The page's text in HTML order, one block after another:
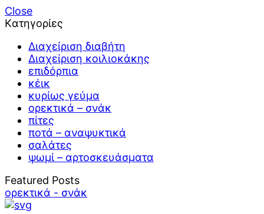
Close
Kατηγορίες
Διαχείριση διαβήτη
Διαχείριση κοιλιοκάκης
επιδόρπια
κέικ
κυρίως γεύμα
ορεκτικά – σνάκ
πίτες
ποτά – αναψυκτικά
σαλάτες
ψωμί – αρτοσκευάσματα
Featured Posts
ορεκτικά - σνάκ